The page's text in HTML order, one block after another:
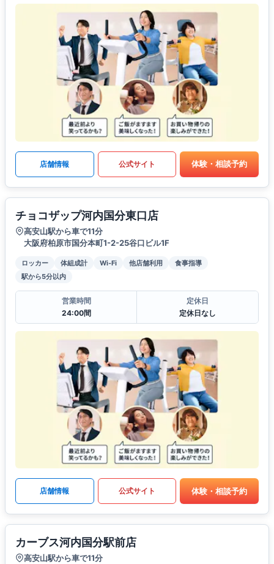
店舗情報 公式サイト 体験・相談予約
チョコザップ河内国分東口店
高安山駅から車で11分
大阪府柏原市国分本町1-2-25谷口ビル1F
ロッカー 体組成計 Wi-Fi 他店舗利用
食事指導
駅から5分以内
営業時間
24:00間
定休日
定休日なし
店舗情報 公式サイト 体験・相談予約
カーブス河内国分駅前店
高安山駅から車で11分